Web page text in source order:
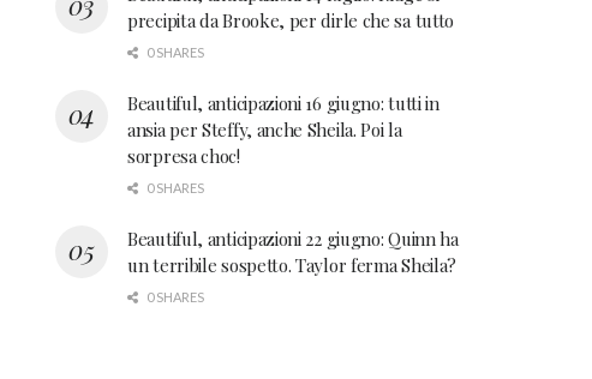
precipita da Brooke, per dirle che sa tutto
0 SHARES
Beautiful, anticipazioni 16 giugno: tutti in
ansia per Steffy, anche Sheila. Poi la
sorpresa choc!
0 SHARES
Beautiful, anticipazioni 22 giugno: Quinn ha
un terribile sospetto. Taylor ferma Sheila?
0 SHARES